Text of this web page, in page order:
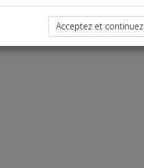
Acceptez et continuez